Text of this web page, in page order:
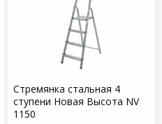
Стремянка стальная 4
ступени Новая Высота NV
1150